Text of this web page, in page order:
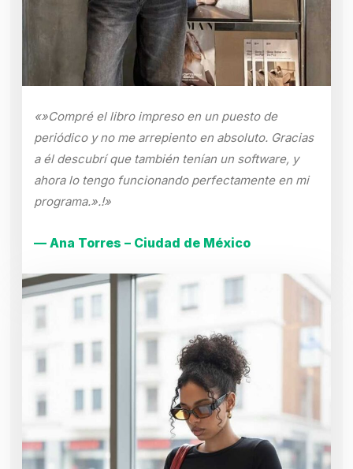
«»Compré el libro impreso en un puesto de
periódico y no me arrepiento en absoluto. Gracias
a él descubrí que también tenían un software, y
ahora lo tengo funcionando perfectamente en mi
programa.».!»
— Ana Torres – Ciudad de México